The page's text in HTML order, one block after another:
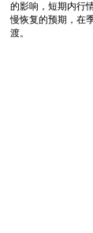
的影响，短期内行
慢恢复的预期，在
渡。